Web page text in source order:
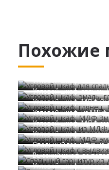
Похожие
Угловой шкаф для
Угловой шкаф, эмаль,
Угловой шкаф, глянец,
Угловой шкаф, МДФ
Угловой шкаф, из МДФ,
Угловой шкаф, МДФ
Угловой шкаф с
Спальный гарнитур из
Высокий шкаф до
Угловой шкаф, для